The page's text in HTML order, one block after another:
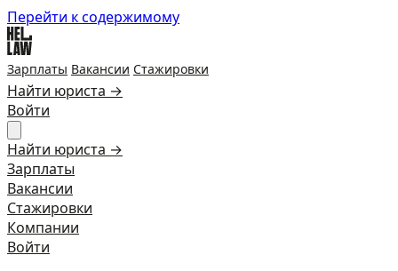
Перейти к содержимому
Зарплаты Вакансии Стажировки
Найти юриста →
Войти
Найти юриста →
Зарплаты
Вакансии
Стажировки
Компании
Войти